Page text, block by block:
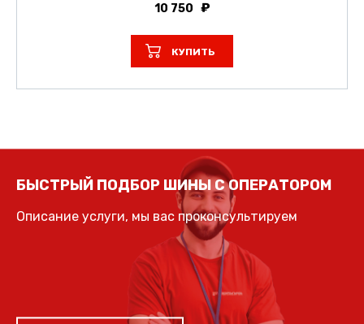
10 750
КУПИТЬ
БЫСТРЫЙ ПОДБОР ШИНЫ С ОПЕРАТОРОМ
Описание услуги, мы вас проконсультируем